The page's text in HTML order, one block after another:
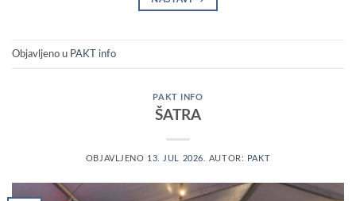
Objavljeno u PAKT info
PAKT INFO
ŠATRA
OBJAVLJENO 13. JUL 2026. AUTOR: PAKT